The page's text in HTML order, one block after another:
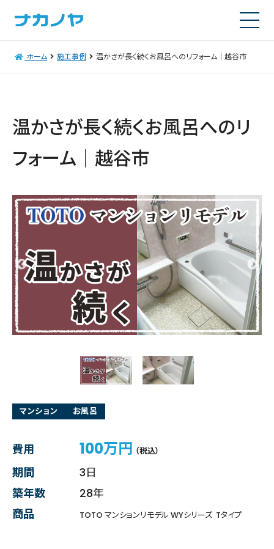
ホーム 施工事例 温かさが長く続くお風呂へのリフォーム｜越谷市
温かさが長く続くお風呂へのリ
フォーム｜越谷市
マンション お風呂
費用 100万円 （税込）
期間
3日
築年数
28年
商品
TOTO マンションリモデル WYシリーズ Tタイプ